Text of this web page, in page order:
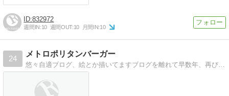
832972
週間IN:10 週間OUT:10 月間IN:10
24
メトロポリタンバーガー
悠々自適ブログ、絵とか描いてますブログを離れて早数年、再び戻ってまいりました、夢はフリーのデザイナー